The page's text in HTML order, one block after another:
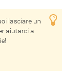
lasciare un
aiutarci a